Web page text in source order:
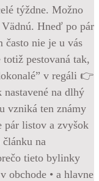
týždne. Možno
Hneď po pár
často nie je u vás
pestovaná tak,
v regáli 👉
na dlhý
vzniká ten známy
pár listov a zvyšok
na
tieto bylinky
obchode • a hlavne